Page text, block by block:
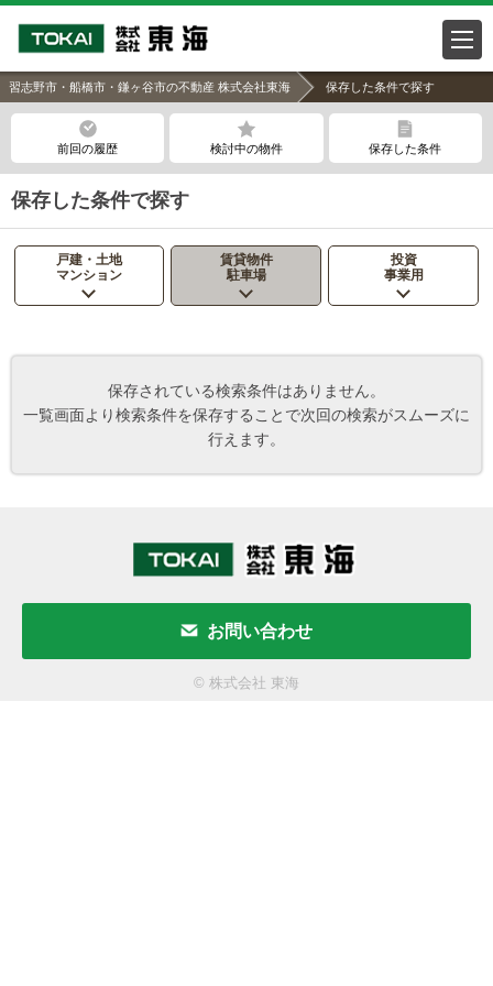
習志野市・船橋市・鎌ヶ谷市の不動産 株式会社東海 保存した条件で探す
前回の履歴 検討中の物件 保存した条件
保存した条件で探す
戸建・土地
マンション
賃貸物件
駐車場
投資
事業用
保存されている検索条件はありません。
一覧画面より検索条件を保存することで次回の検索がスムーズに
行えます。
お問い合わせ
© 株式会社 東海